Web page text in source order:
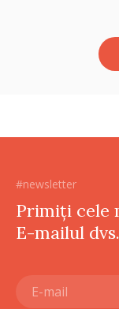
#newsletter
Primiți cele
E-mailul dvs.